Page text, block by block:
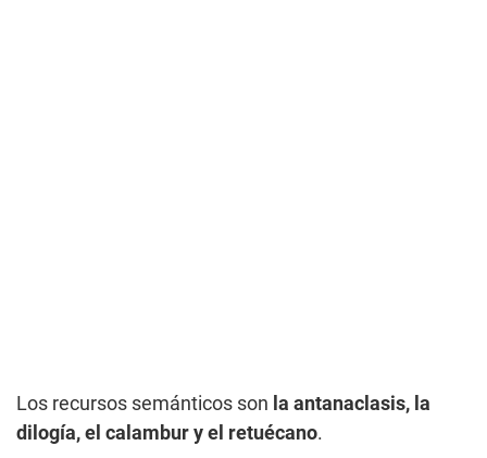
Los recursos semánticos son la antanaclasis, la
dilogía, el calambur y el retuécano.